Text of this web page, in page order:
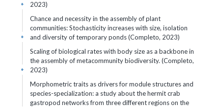
2023)
+
Chance and necessity in the assembly of plant
communities: Stochasticity increases with size, isolation
and diversity of temporary ponds (Completo, 2023)
+
Scaling of biological rates with body size as a backbone in
the assembly of metacommunity biodiversity. (Completo,
2023)
+
Morphometric traits as drivers for module structures and
species-specialization: a study about the hermit crab
gastropod networks from three different regions on the